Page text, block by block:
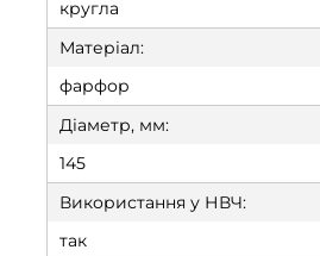
кругла
Матеріал:
фарфор
Діаметр, мм:
145
Використання у НВЧ:
так